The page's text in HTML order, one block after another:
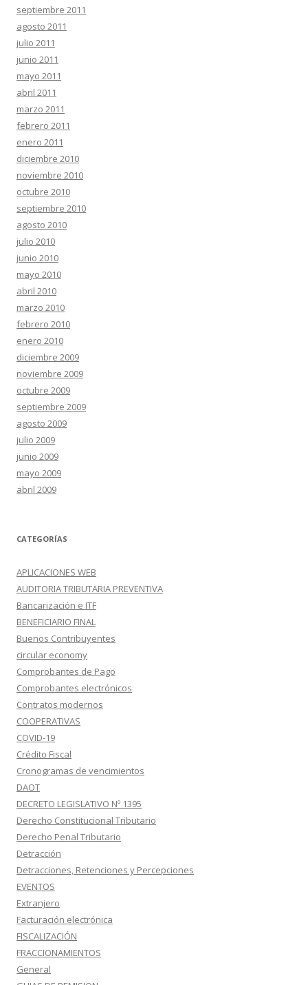
septiembre 2011
agosto 2011
julio 2011
junio 2011
mayo 2011
abril 2011
marzo 2011
febrero 2011
enero 2011
diciembre 2010
noviembre 2010
octubre 2010
septiembre 2010
agosto 2010
julio 2010
junio 2010
mayo 2010
abril 2010
marzo 2010
febrero 2010
enero 2010
diciembre 2009
noviembre 2009
octubre 2009
septiembre 2009
agosto 2009
julio 2009
junio 2009
mayo 2009
abril 2009
CATEGORÍAS
APLICACIONES WEB
AUDITORIA TRIBUTARIA PREVENTIVA
Bancarización e ITF
BENEFICIARIO FINAL
Buenos Contribuyentes
circular economy
Comprobantes de Pago
Comprobantes electrónicos
Contratos modernos
COOPERATIVAS
COVID-19
Crédito Fiscal
Cronogramas de vencimientos
DAOT
DECRETO LEGISLATIVO Nº 1395
Derecho Constitucional Tributario
Derecho Penal Tributario
Detracción
Detracciones, Retenciones y Percepciones
EVENTOS
Extranjero
Facturación electrónica
FISCALIZACIÓN
FRACCIONAMIENTOS
General